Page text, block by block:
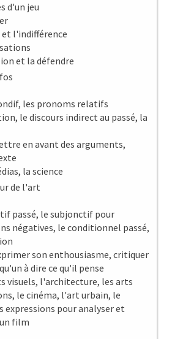
d'un jeu
l'indifférence
et la défendre
les pronoms relatifs
le discours indirect au passé, la
en avant des arguments,
la science
de l'art
passé, le subjonctif pour
négatives, le conditionnel passé,
son enthousiasme, critiquer
à dire ce qu'il pense
visuels, l'architecture, les arts
le cinéma, l'art urbain, le
expressions pour analyser et
film